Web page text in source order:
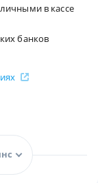
в кассе
банков